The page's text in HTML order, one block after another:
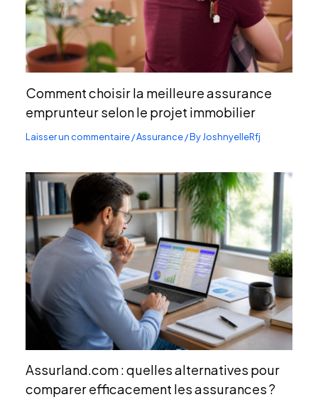
Comment choisir la meilleure assurance
emprunteur selon le projet immobilier
Laisser un commentaire/Assurance/ By JoshnyelleRfj
Assurland.com : quelles alternatives pour
comparer efficacement les assurances ?